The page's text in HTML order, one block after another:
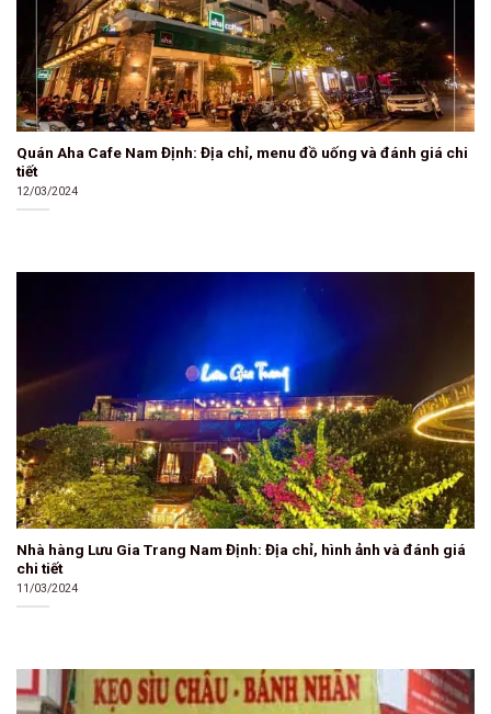
Quán Aha Cafe Nam Định: Địa chỉ, menu đồ uống và đánh giá chi
tiết
12/03/2024
Nhà hàng Lưu Gia Trang Nam Định: Địa chỉ, hình ảnh và đánh giá
chi tiết
11/03/2024